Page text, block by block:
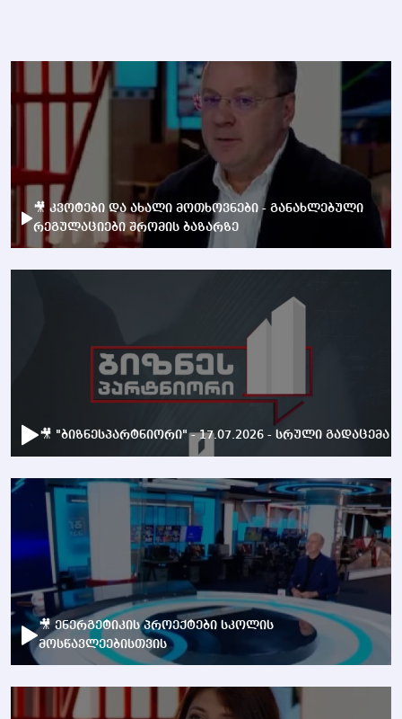
🎥 კვოტები და ახალი მოთხოვნები - განახლებული
რეგულაციები შრომის ბაზარზე
🎥 "ბიზნესპარტნიორი" - 17.07.2026 - სრული გადაცემა
🎥 ენერგეტიკის პროექტები სკოლის
მოსწავლეებისთვის